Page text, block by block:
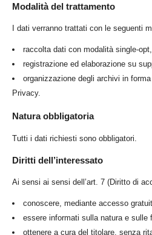
Modalità del trattamento
I dati verranno trattati con le seguenti
raccolta dati con modalità single-
registrazione ed elaborazione su
organizzazione degli archivi in
Privacy.
Natura obbligatoria
Tutti i dati richiesti sono obbligatori.
Diritti dell’interessato
Ai sensi ai sensi dell’art. 7 (Diritto di
conoscere, mediante accesso
essere informati sulla natura e sulle
ottenere a cura del titolare, senza